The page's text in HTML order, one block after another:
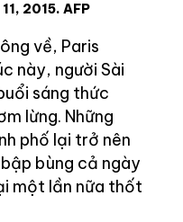
2015. AFP
về, Paris
này, người Sài
sáng thức
lừng. Những
phố lại trở nên
bùng cả ngày
một lần nữa thốt